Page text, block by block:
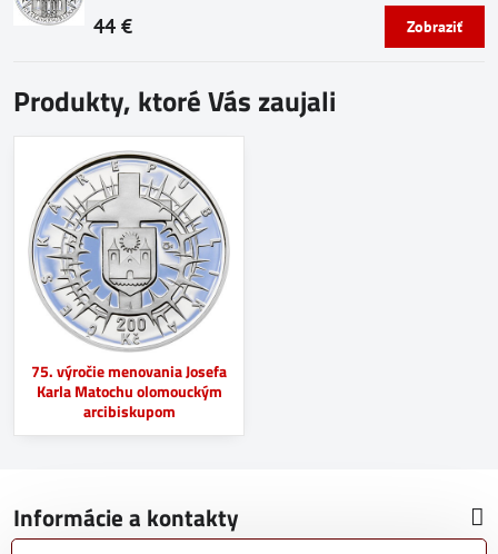
44 € Zobraziť
Produkty, ktoré Vás zaujali
75. výročie menovania Josefa
Karla Matochu olomouckým
arcibiskupom
Informácie a kontakty